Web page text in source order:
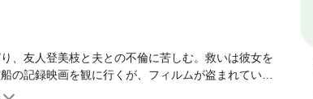
、友人登美枝と夫との不倫に苦しむ。救いは彼女を
の記録映画を観に行くが、フィルムが盗まれてい
視の出動だ。湘南の海を背景に描く会心作。